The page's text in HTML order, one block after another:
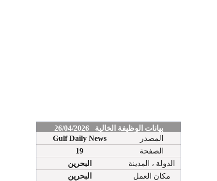
بيانات الوظيفة الخالية 26/04/2026
Gulf Daily News
المصدر
19
الصفحة
البحرين
الدولة ، المدينة
البحرين
مكان العمل